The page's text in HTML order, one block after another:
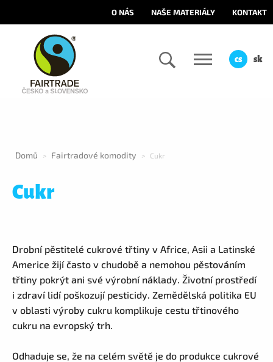
O NÁS NAŠE MATERIÁLY KONTAKT
cs sk
Domů > Fairtradové komodity > Cukr
Cukr
Drobní pěstitelé cukrové třtiny v Africe, Asii a Latinské
Americe žijí často v chudobě a nemohou pěstováním
třtiny pokrýt ani své výrobní náklady. Životní prostředí
i zdraví lidí poškozují pesticidy. Zemědělská politika EU
v oblasti výroby cukru komplikuje cestu třtinového
cukru na evropský trh.
Odhaduje se, že na celém světě je do produkce cukrové